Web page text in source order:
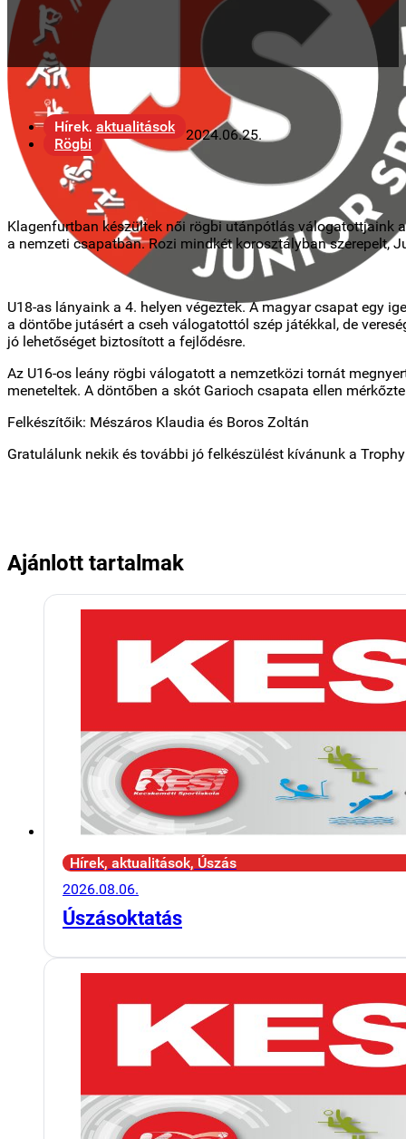
Hírek, aktualitások
Rögbi
2024.06.25.
Klagenfurtban készültek női rögbi utánpótlás válogatottjaink
a nemzeti csapatban. Rozi mindkét korosztályban szerepelt,
U18-as lányaink a 4. helyen végeztek. A magyar csapat egy
a döntőbe jutásért a cseh válogatottól szép játékkal, de
jó lehetőséget biztosított a fejlődésre.
Az U16-os leány rögbi válogatott a nemzetközi tornát
meneteltek. A döntőben a skót Garioch csapata ellen
Felkészítőik: Mészáros Klaudia és Boros Zoltán
Gratulálunk nekik és további jó felkészülést kívánunk a
Ajánlott tartalmak
Hírek, aktualitások, Úszás
2026.08.06.
Úszásoktatás